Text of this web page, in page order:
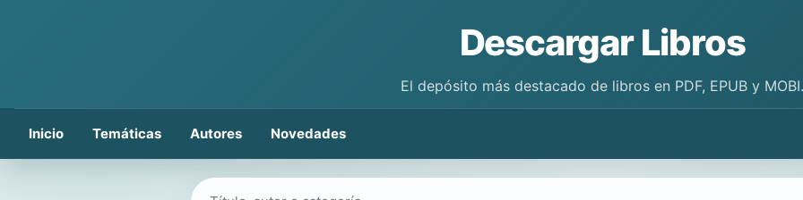
Descargar Libros
El depósito más destacado de libros en PDF, EPUB y MOBI.
Inicio Temáticas Autores Novedades
Buscar libros